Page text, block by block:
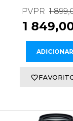
PVPR 1
1
ADICIONAR